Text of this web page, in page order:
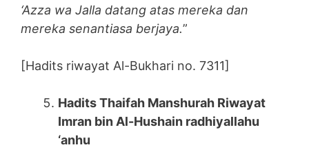
‘Azza wa Jalla datang atas mereka dan
mereka senantiasa berjaya.”
[Hadits riwayat Al-Bukhari no. 7311]
Hadits Thaifah Manshurah Riwayat
Imran bin Al-Hushain radhiyallahu
‘anhu